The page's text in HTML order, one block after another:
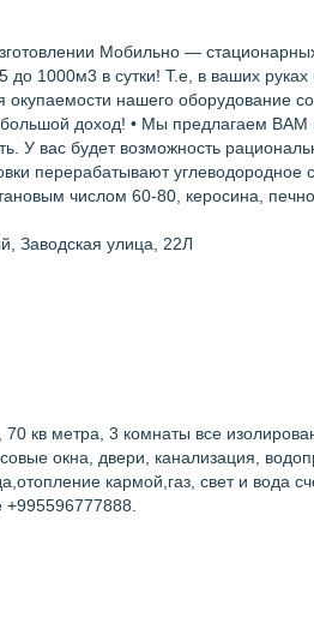
Мобильно —
1000м3 в сутки! Т.е, в ваших руках
нашего оборудование
большой доход! • Мы предлагаем
У вас будет возможность
перерабатывают углеводородное
числом 60-80, керосина,
Заводская улица, 22Л
кв метра, 3 комнаты все
окна, двери, канализация,
кармой,газ, свет и вода